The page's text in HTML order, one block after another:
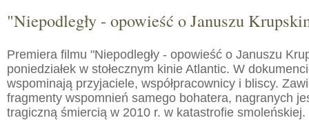
"Niepodległy - opowieść o Januszu
Premiera filmu "Niepodległy - opowieść o Januszu
poniedziałek w stołecznym kinie Atlantic. W
wspominają przyjaciele, współpracownicy i bliscy.
fragmenty wspomnień samego bohatera, nagranych
tragiczną śmiercią w 2010 r. w katastrofie smoleńskiej.